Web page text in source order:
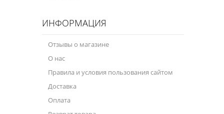
ИНФОРМАЦИЯ
Отзывы о магазине
О нас
Правила и условия пользования сайтом
Доставка
Оплата